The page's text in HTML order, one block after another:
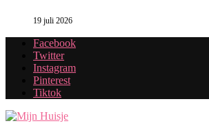
19 juli 2026
Facebook
Twitter
Instagram
Pinterest
Tiktok